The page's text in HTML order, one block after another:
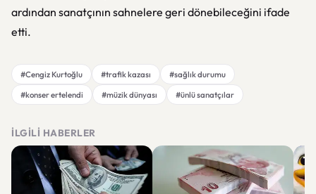
ardından sanatçının sahnelere geri dönebileceğini ifade
etti.
#Cengiz Kurtoğlu #trafik kazası
#sağlık durumu
#konser ertelendi
#müzik dünyası #ünlü sanatçılar
İLGILI HABERLER